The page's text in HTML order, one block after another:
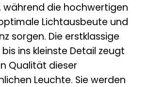
während die hochwertigen
Lichtausbeute und
sorgen. Die erstklassige
ins kleinste Detail zeugt
Qualität dieser
Leuchte. Sie werden